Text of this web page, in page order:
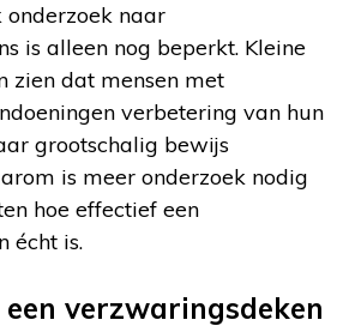
naar
is alleen nog beperkt. Kleine
zien dat mensen met
verbetering van hun
grootschalig bewijs
is meer onderzoek nodig
hoe effectief een
écht is.
verzwaringsdeken